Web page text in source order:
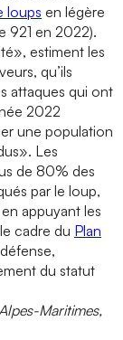
loups en légère
921 en 2022).
estiment les
qu’ils
attaques qui ont
2022
une population
Les
de 80% des
par le loup,
appuyant les
cadre du Plan
du statut
Maritimes,